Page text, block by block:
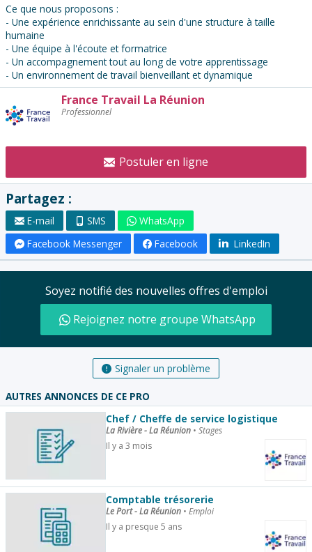
Ce que nous proposons :
- Une expérience enrichissante au sein d'une structure à taille
humaine
- Une équipe à l'écoute et formatrice
- Un accompagnement tout au long de votre apprentissage
- Un environnement de travail bienveillant et dynamique
l'annonceur
France Travail La Réunion
Professionnel
Postuler en ligne
Partagez :
E-mail SMS
WhatsApp
Facebook Messenger
Facebook LinkedIn
Soyez notifié des nouvelles offres d'emploi
Rejoignez notre groupe WhatsApp
Signaler un problème
AUTRES ANNONCES DE CE PRO
Chef / Cheffe de service logistique
La Rivière - La Réunion • Stages
Il y a 3 mois
Comptable trésorerie
Le Port - La Réunion • Emploi
Il y a presque 5 ans